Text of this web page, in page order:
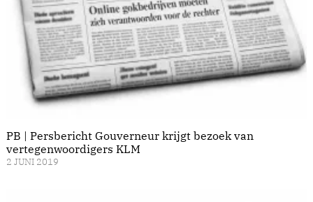
PB | Persbericht Gouverneur krijgt bezoek van
vertegenwoordigers KLM
2 JUNI 2019